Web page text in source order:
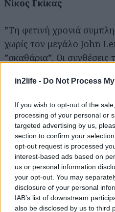
in2life - Do Not Process
If you wish to opt-out of the
processing of your personal or
targeted advertising by us,
section to confirm your
opt-out request is processed
interest-based ads based on
us or personal information
your opt-out. You may
disclosure of your personal
IAB’s list of downstream
also be disclosed by us to third
Νίκος Γκίκας
”Τη φετινή χρονιά
χωρίς τον μεγάλο John
”σκαθάρια”. Οι συνθέσεις
Βeattles, έχουν αφήσει
παγκόσμια μουσική
Το γεγονός αυτό, καθώς
αγάπη για τη μουσική
επιλέξω (με αρκετή
κομμάτια τους και να
πάρτι μας, για το πάρτι
καιρό ανοίγουν τις
”πετάξουν” από τη σχολή